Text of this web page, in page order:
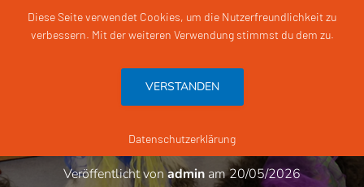
O
Haiderbachs Vorschulkinder
bekommen Hundebesuch
Veröffentlicht vonadmin am20/05/2026
Diese Seite verwendet Cookies, um die Nutzerfreundlichkeit zu
verbessern. Mit der weiteren Verwendung stimmst du dem zu.
VERSTANDEN
Datenschutzerklärung